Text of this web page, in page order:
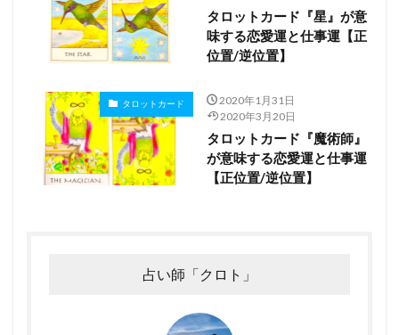
占い師「クロト」
タロットカード『星』が意
味する恋愛運と仕事運【正
位置/逆位置】
タロットカード
2020年1月31日
2020年3月20日
タロットカード『魔術師』
が意味する恋愛運と仕事運
【正位置/逆位置】